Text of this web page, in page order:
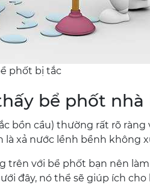
phốt bị tắc
bể phốt nhà
bồn cầu) thường rất rõ
là xả nước lềnh bềnh không
trên với bể phốt bạn nên
đây, nó thể sẽ giúp ích cho